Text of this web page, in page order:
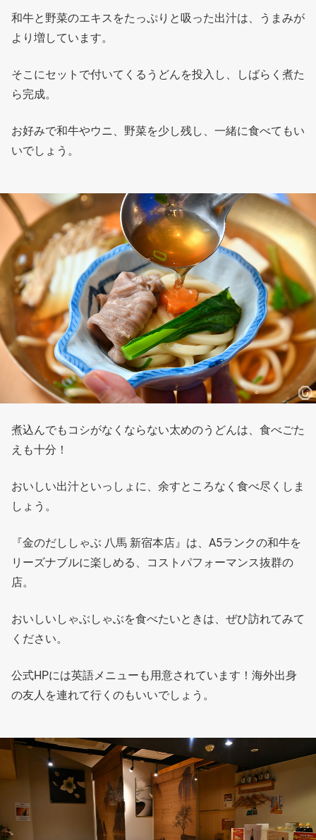
和牛と野菜のエキスをたっぷりと吸った出汁は、うまみが
より増しています。
そこにセットで付いてくるうどんを投入し、しばらく煮た
ら完成。
お好みで和牛やウニ、野菜を少し残し、一緒に食べてもい
いでしょう。
煮込んでもコシがなくならない太めのうどんは、食べごた
えも十分！
おいしい出汁といっしょに、余すところなく食べ尽くしま
しょう。
『金のだししゃぶ 八馬 新宿本店』は、A5ランクの和牛を
リーズナブルに楽しめる、コストパフォーマンス抜群の
店。
おいしいしゃぶしゃぶを食べたいときは、ぜひ訪れてみて
ください。
公式HPには英語メニューも用意されています！海外出身
の友人を連れて行くのもいいでしょう。